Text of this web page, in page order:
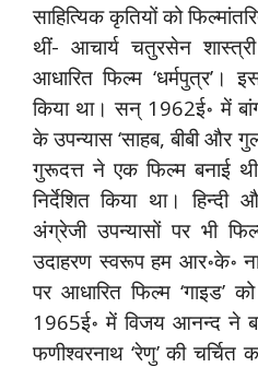
साहित्यिक कृतियों को
थीं- आचार्य चतुरसेन
आधारित फिल्म ‘धर्मपुत्र’।
किया था। सन् 1962ई॰ में
के उपन्यास ‘साहब, बीबी और
गुरूदत्त ने एक फिल्म बनाई
निर्देशित किया था।
अंग्रेजी उपन्यासों पर भी
उदाहरण स्वरूप हम आर॰के॰
पर आधारित फिल्म
1965ई॰ में विजय आनन्द ने
फणीश्वरनाथ ‘रेणु’ की चर्चित